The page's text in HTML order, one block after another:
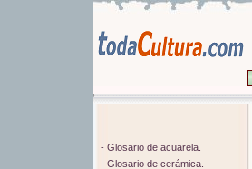
- Glosario de acuarela.
- Glosario de cerámica.